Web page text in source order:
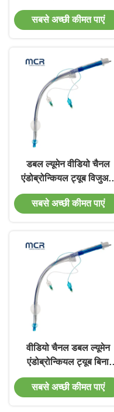
सबसे अच्छी कीमत पाएं
डबल ल्यूमेन वीडियो चैनल
एंडोब्रोन्कियल ट्यूब विजुअल
ओरल पीवीसी सादा
सबसे अच्छी कीमत पाएं
वीडियो चैनल डबल ल्यूमेन
एंडोब्रोन्कियल ट्यूब बिना
कैमरे के
सबसे अच्छी कीमत पाएं